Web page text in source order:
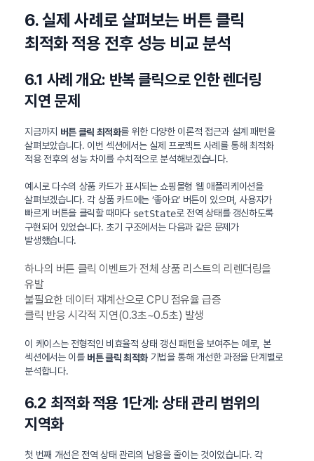
6. 실제 사례로 살펴보는 버튼 클릭
최적화 적용 전후 성능 비교 분석
6.1 사례 개요: 반복 클릭으로 인한 렌더링
지연 문제
지금까지 버튼 클릭 최적화를 위한 다양한 이론적 접근과 설계 패턴을
살펴보았습니다. 이번 섹션에서는 실제 프로젝트 사례를 통해 최적화
적용 전후의 성능 차이를 수치적으로 분석해보겠습니다.
예시로 다수의 상품 카드가 표시되는 쇼핑몰형 웹 애플리케이션을
살펴보겠습니다. 각 상품 카드에는 ‘좋아요’ 버튼이 있으며, 사용자가
빠르게 버튼을 클릭할 때마다 setState로 전역 상태를 갱신하도록
구현되어 있었습니다. 초기 구조에서는 다음과 같은 문제가
발생했습니다.
하나의 버튼 클릭 이벤트가 전체 상품 리스트의 리렌더링을
유발
불필요한 데이터 재계산으로 CPU 점유율 급증
클릭 반응 시각적 지연(0.3초~0.5초) 발생
이 케이스는 전형적인 비효율적 상태 갱신 패턴을 보여주는 예로, 본
섹션에서는 이를 버튼 클릭 최적화 기법을 통해 개선한 과정을 단계별로
분석합니다.
6.2 최적화 적용 1단계: 상태 관리 범위의
지역화
첫 번째 개선은 전역 상태 관리의 남용을 줄이는 것이었습니다. 각